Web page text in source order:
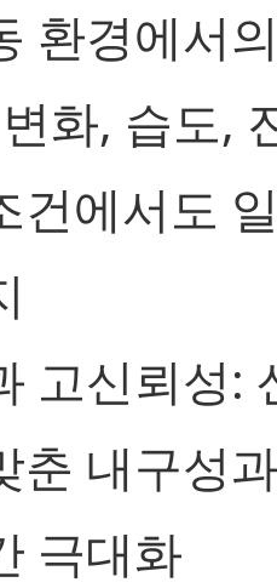
환경에서
화, 습도,
건에서도
고신뢰성:
춘 내구성
극대화